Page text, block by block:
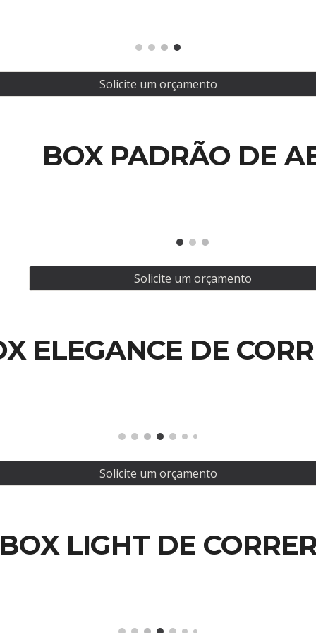
Solicite um orçamento
BOX PADRÃO DE
Solicite um orçamento
ELEGANCE DE
Solicite um orçamento
LIGHT DE